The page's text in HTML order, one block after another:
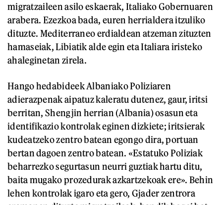
migratzaileen asilo eskaerak, Italiako Gobernuaren
arabera. Ezezkoa bada, euren herrialdera itzuliko
dituzte. Mediterraneo erdialdean atzeman zituzten
hamaseiak, Libiatik alde egin eta Italiara iristeko
ahaleginetan zirela.
Hango hedabideek Albaniako Poliziaren
adierazpenak aipatuz kaleratu dutenez, gaur, iritsi
berritan, Shengjin herrian (Albania) osasun eta
identifikazio kontrolak eginen dizkiete; iritsierak
kudeatzeko zentro batean egongo dira, portuan
bertan dagoen zentro batean. «Estatuko Poliziak
beharrezko segurtasun neurri guztiak hartu ditu,
baita mugako prozedurak azkartzekoak ere». Behin
lehen kontrolak igaro eta gero, Gjader zentrora